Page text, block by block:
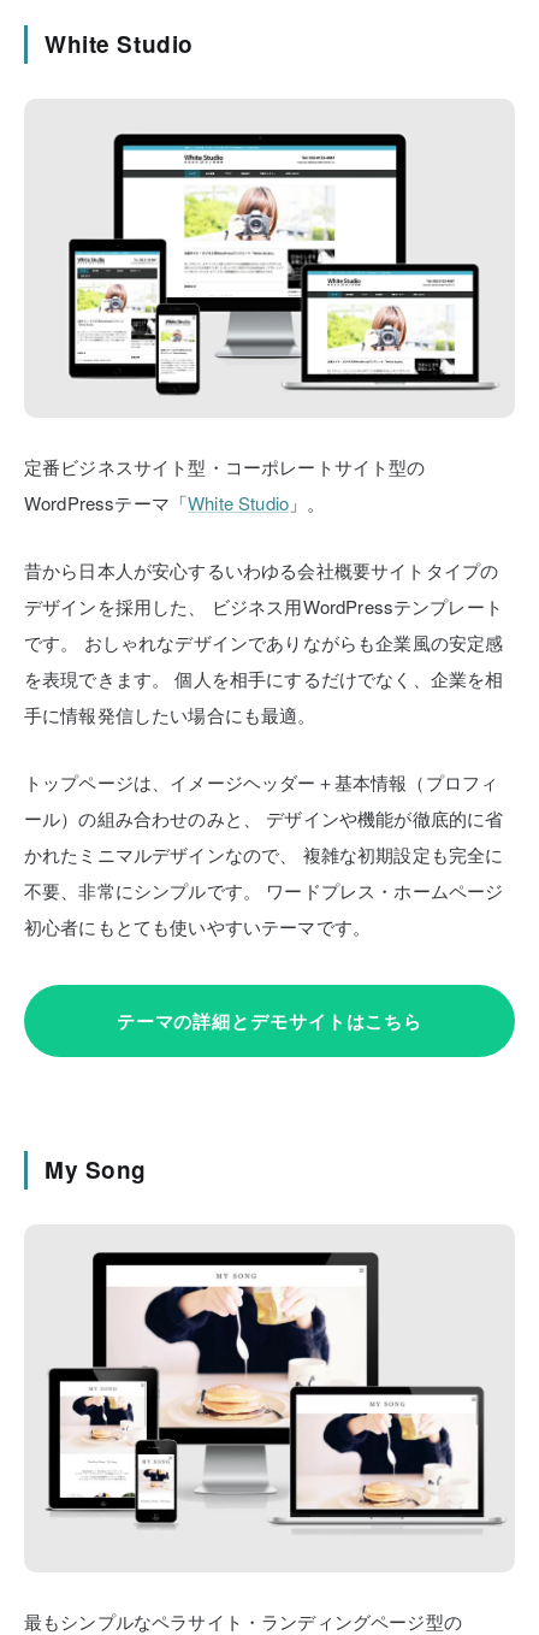
White Studio
定番ビジネスサイト型・コーポレートサイト型の
WordPressテーマ「White Studio 」。
昔から日本人が安心するいわゆる会社概要サイトタイプの
デザインを採用した、
ビジネス用WordPressテンプレート
です。
おしゃれなデザインでありながらも企業風の安定感
を表現できます。
個人を相手にするだけでなく、企業を相
手に情報発信したい場合にも最適。
トップページは、イメージヘッダー＋基本情報（プロフィ
ール）の組み合わせのみと、
デザインや機能が徹底的に省
かれたミニマルデザインなので、
複雑な初期設定も完全に
不要、非常にシンプルです。
ワードプレス・ホームページ
初心者にもとても使いやすいテーマです。
テーマの詳細とデモサイトはこちら
My Song
最もシンプルなペラサイト・ランディングページ型の